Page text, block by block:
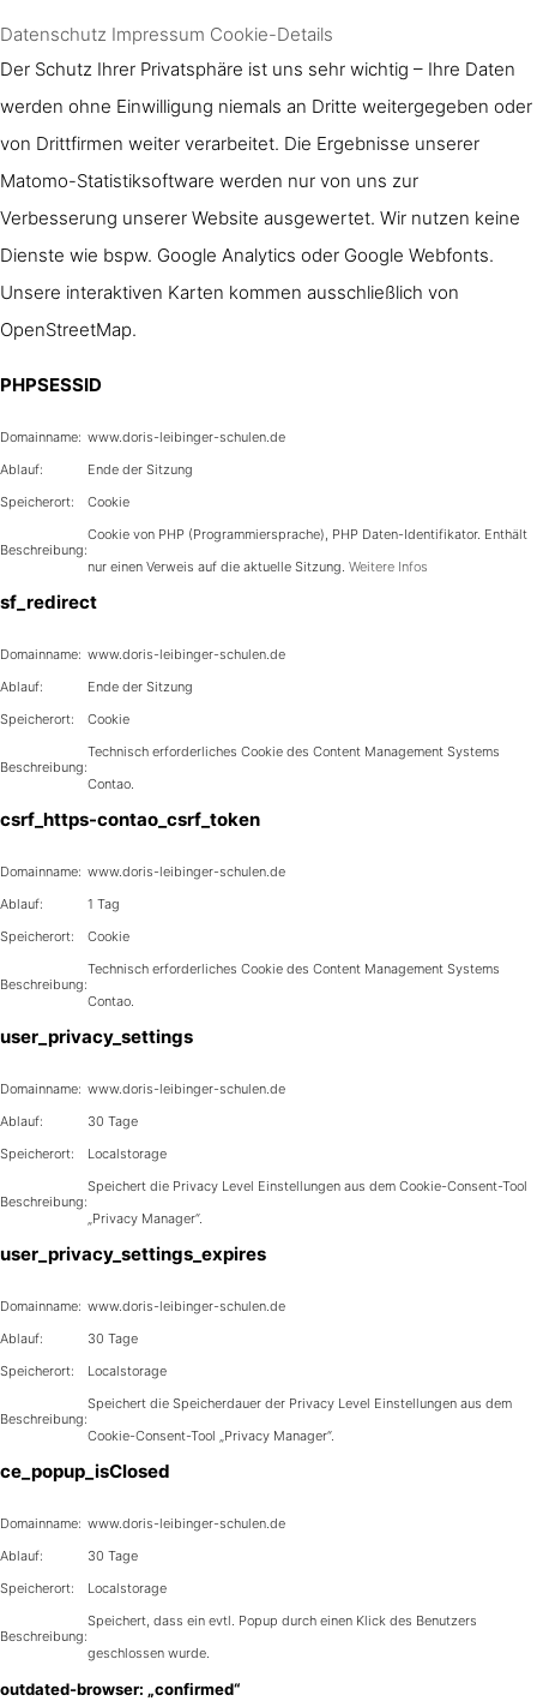
Datenschutz Impressum Cookie-Details
Der Schutz Ihrer Privatsphäre ist uns sehr wichtig – Ihre Daten
werden ohne Einwilligung niemals an Dritte weitergegeben oder
von Drittfirmen weiter verarbeitet. Die Ergebnisse unserer
Matomo-Statistiksoftware werden nur von uns zur
Verbesserung unserer Website ausgewertet. Wir nutzen keine
Dienste wie bspw. Google Analytics oder Google Webfonts.
Unsere interaktiven Karten kommen ausschließlich von
OpenStreetMap.
PHPSESSID
Domainname: www.doris-leibinger-schulen.de
Ablauf:
Ende der Sitzung
Speicherort:
Cookie
Beschreibung:
Cookie von PHP (Programmiersprache), PHP Daten-Identifikator. Enthält
nur einen Verweis auf die aktuelle Sitzung. Weitere Infos
sf_redirect
Domainname: www.doris-leibinger-schulen.de
Ablauf:
Ende der Sitzung
Speicherort:
Cookie
Beschreibung:
Technisch erforderliches Cookie des Content Management Systems
Contao.
csrf_https-contao_csrf_token
Domainname: www.doris-leibinger-schulen.de
Ablauf:
1 Tag
Speicherort:
Cookie
Beschreibung:
Technisch erforderliches Cookie des Content Management Systems
Contao.
user_privacy_settings
Domainname: www.doris-leibinger-schulen.de
Ablauf:
30 Tage
Speicherort:
Localstorage
Beschreibung:
Speichert die Privacy Level Einstellungen aus dem Cookie-Consent-Tool
„Privacy Manager“.
user_privacy_settings_expires
Domainname: www.doris-leibinger-schulen.de
Ablauf:
30 Tage
Speicherort:
Localstorage
Beschreibung:
Speichert die Speicherdauer der Privacy Level Einstellungen aus dem
Cookie-Consent-Tool „Privacy Manager“.
ce_popup_isClosed
Domainname: www.doris-leibinger-schulen.de
Ablauf:
30 Tage
Speicherort:
Localstorage
Beschreibung:
Speichert, dass ein evtl. Popup durch einen Klick des Benutzers
geschlossen wurde.
outdated-browser: „confirmed“